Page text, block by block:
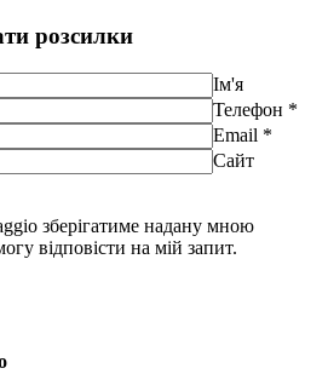
розсилки
Ім'я
Телефон *
Email *
Сайт
зберігатиме надану мною
відповісти на мій запит.